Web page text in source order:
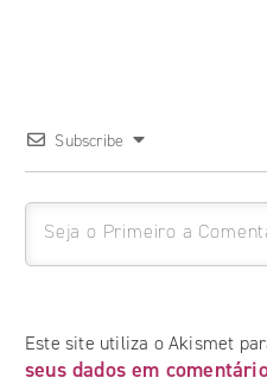
Subscribe
Este site utiliza o Akismet
seus dados em